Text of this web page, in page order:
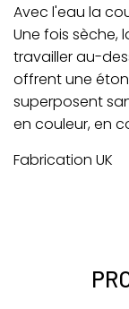
Avec l'eau la
Une fois sèche,
travailler au-
offrent une
superposent
en couleur, en
Fabrication UK